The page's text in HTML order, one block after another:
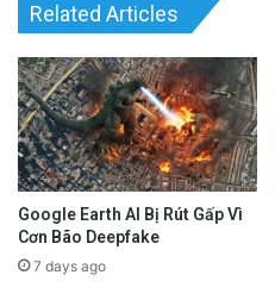
Related Articles
Google Earth AI Bị Rút Gấp Vì
Cơn Bão Deepfake
7 days ago